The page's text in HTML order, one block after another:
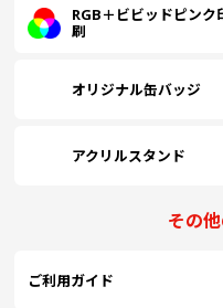
RGB＋ビビッドピンク
刷
オリジナル缶バッジ
アクリルスタンド
その
ご利用ガイド